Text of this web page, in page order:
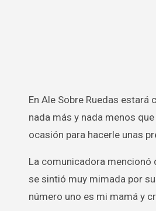
En Ale Sobre Ruedas estará como invitada una de las presentadoras de televisión más querida en nuestro país, se trata de
nada más y nada menos
ocasión para hacerle unas
La comunicadora mencionó
se sintió muy mimada por
número uno es mi mamá y